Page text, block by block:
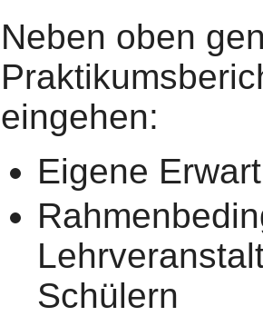
Neben oben
eingehen:
Eigene
Schülern